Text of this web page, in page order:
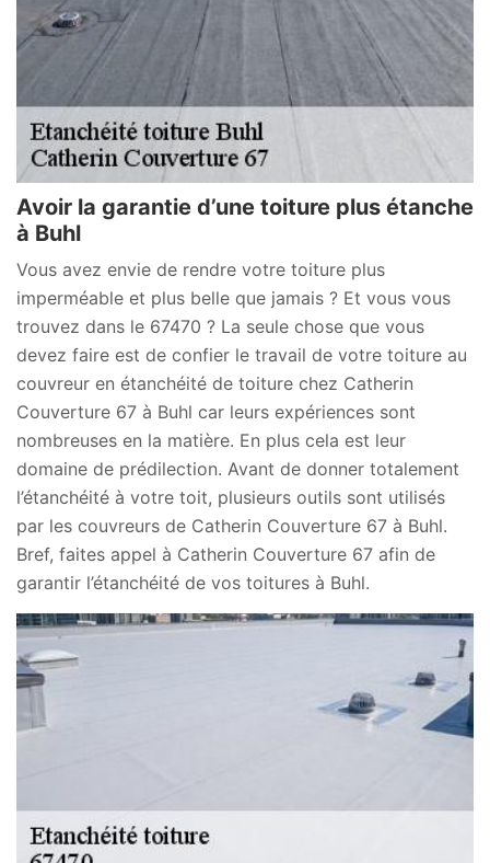
Avoir la garantie d’une toiture plus étanche
à Buhl
Vous avez envie de rendre votre toiture plus
imperméable et plus belle que jamais ? Et vous vous
trouvez dans le 67470 ? La seule chose que vous
devez faire est de confier le travail de votre toiture au
couvreur en étanchéité de toiture chez Catherin
Couverture 67 à Buhl car leurs expériences sont
nombreuses en la matière. En plus cela est leur
domaine de prédilection. Avant de donner totalement
l’étanchéité à votre toit, plusieurs outils sont utilisés
par les couvreurs de Catherin Couverture 67 à Buhl.
Bref, faites appel à Catherin Couverture 67 afin de
garantir l’étanchéité de vos toitures à Buhl.